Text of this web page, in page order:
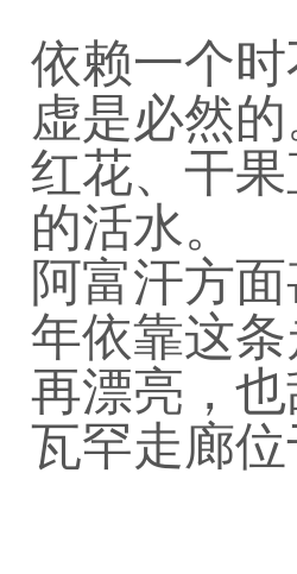
依赖一个
虚是必然
红花、干
的活水。
阿富汗方
年依靠这
再漂亮，
瓦罕走廊